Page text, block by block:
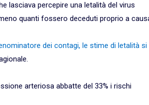
lasciava percepire una letalità del virus
quanti fossero deceduti proprio a
dei contagi, le stime di letalità si
arteriosa abbatte del 33% i rischi